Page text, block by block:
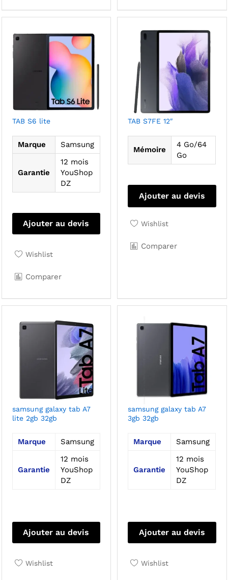
TAB S6 lite
Marque Samsung
Garantie
12 mois
YouShop
DZ
Ajouter au devis
Wishlist
Comparer
TAB S7FE 12″
Mémoire
4 Go/64
Go
Ajouter au devis
a
Wishlist
Comparer
samsung galaxy tab A7
lite 2gb 32gb
Marque Samsung
Garantie
12 mois
YouShop
DZ
Ajouter au devis
Wishlist
samsung galaxy tab A7
3gb 32gb
Marque Samsung
Garantie
12 mois
YouShop
DZ
Ajouter au devis
Wishlist